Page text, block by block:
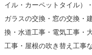
イル・カーペットタイル）
ガラスの交換・窓の交換・
換・水道工事・電気工事・
工事・屋根の吹き替え工事